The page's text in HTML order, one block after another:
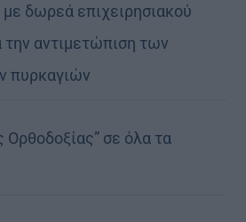
με δωρεά επιχειρησιακού
την αντιμετώπιση των
πυρκαγιών
Ορθοδοξίας” σε όλα τα